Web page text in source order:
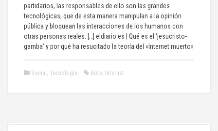
partidarios, las responsables de ello son las grandes
tecnológicas, que de esta manera manipulan a la opinión
pública y bloquean las interacciones de los humanos con
otras personas reales. […] eldiario.es | Qué es el ‘jesucristo-
gamba’ y por qué ha resucitado la teoría del «Internet muerto»
Social , Tecnología Bots, Internet